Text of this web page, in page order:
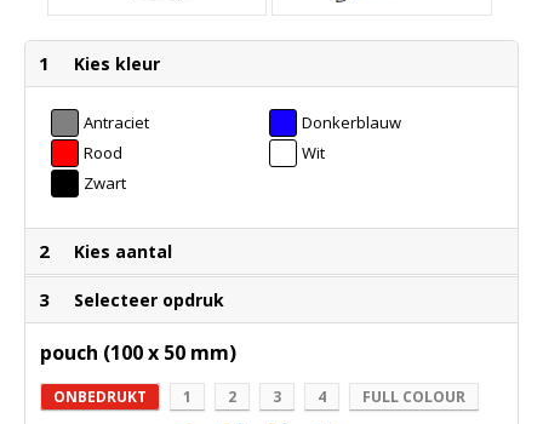
1 Kies kleur
Antraciet
Donkerblauw
Rood
Wit
Zwart
2 Kies aantal
3 Selecteer opdruk
pouch (100 x 50 mm)
ONBEDRUKT 1 2 3 4 FULL COLOUR